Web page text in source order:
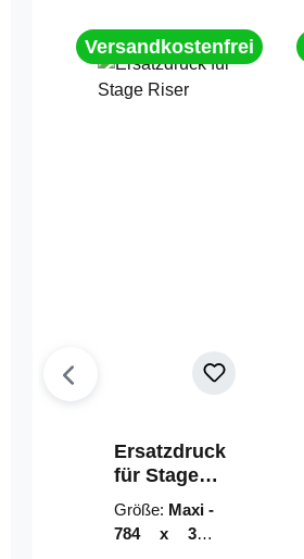
Versandkostenfrei
Ersatzdruck
für Stage
Riser
Größe: Maxi -
784 x 314